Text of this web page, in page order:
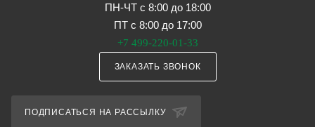
ПН-ЧТ с 8:00 до 18:00
ПТ с 8:00 до 17:00
+7 499-220-01-33
ЗАКАЗАТЬ ЗВОНОК
ПОДПИСАТЬСЯ НА РАССЫЛКУ